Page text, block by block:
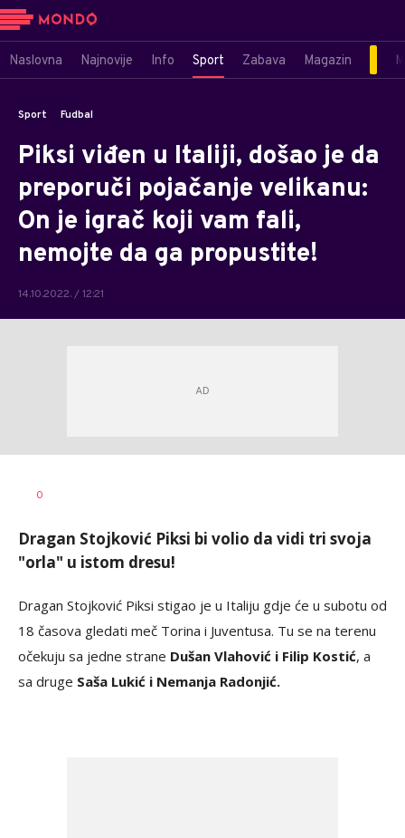
Naslovna Najnovije Info Sport Zabava Magazin
Sport Fudbal
Piksi viđen u Italiji, došao je da
preporuči pojačanje velikanu:
On je igrač koji vam fali,
nemojte da ga propustite!
14.10.2022. / 12:21
AUTOR
0
Dragan Stojković Piksi bi volio da vidi tri svoja
"orla" u istom dresu!
Dragan Stojković Piksi stigao je u Italiju gdje će u subotu od
18 časova gledati meč Torina i Juventusa. Tu se na terenu
očekuju sa jedne strane Dušan Vlahović i Filip Kostić, a
sa druge Saša Lukić i Nemanja Radonjić.